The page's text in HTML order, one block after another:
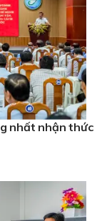
nhất nhận thức